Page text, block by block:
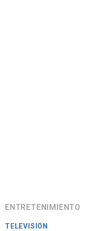
ENTRETENIMIENTO
TELEVISIÓN